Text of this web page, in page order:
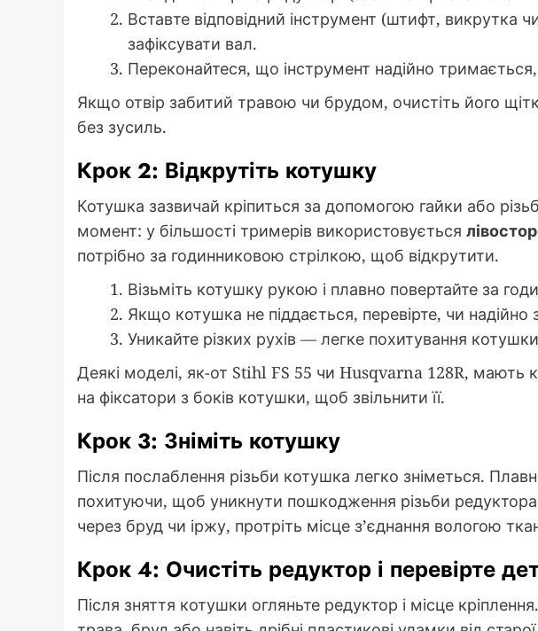
Вставте відповідний інструмент (штифт, викрутка
зафіксувати вал.
Переконайтеся, що інструмент надійно
Якщо отвір забитий травою чи брудом, очистіть його
без зусиль.
Крок 2: Відкрутіть котушку
Котушка зазвичай кріпиться за допомогою гайки або
момент: у більшості тримерів використовується
потрібно за годинниковою стрілкою, щоб відкрутити.
Візьміть котушку рукою і плавно повертайте за
Якщо котушка не піддається, перевірте, чи надійно
Уникайте різких рухів — легке похитування
Деякі моделі, як-от Stihl FS 55 чи Husqvarna 128R, мають
на фіксатори з боків котушки, щоб звільнити її.
Крок 3: Зніміть котушку
Після послаблення різьби котушка легко зніметься.
похитуючи, щоб уникнути пошкодження різьби
через бруд чи іржу, протріть місце з’єднання вологою
Крок 4: Очистіть редуктор і перевірте
Після зняття котушки огляньте редуктор і місце